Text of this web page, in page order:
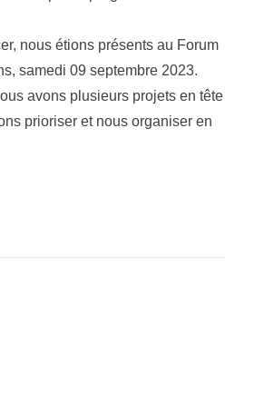
nous étions présents au Forum
samedi 09 septembre 2023.
avons plusieurs projets en tête
prioriser et nous organiser en